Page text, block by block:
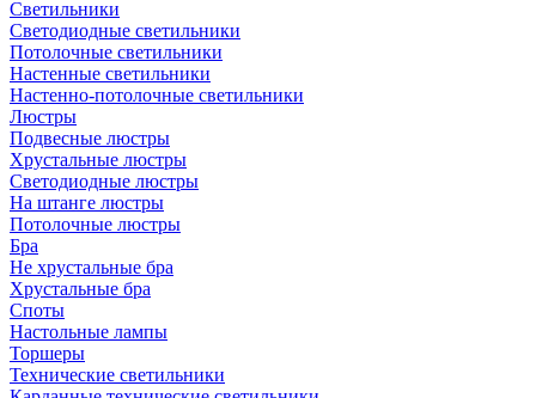
Светильники
Светодиодные светильники
Потолочные светильники
Настенные светильники
Настенно-потолочные светильники
Люстры
Подвесные люстры
Хрустальные люстры
Светодиодные люстры
На штанге люстры
Потолочные люстры
Бра
Не хрустальные бра
Хрустальные бра
Споты
Настольные лампы
Торшеры
Технические светильники